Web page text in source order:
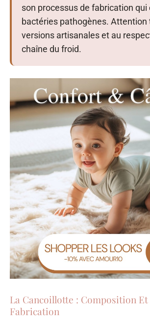
son processus de fabrication qui
bactéries pathogènes.
versions artisanales et au
chaîne du froid.
La Cancoillotte : Composition Et
Fabrication